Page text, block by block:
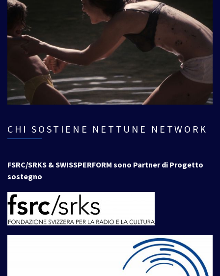
CHI SOSTIENE NETTUNE NETWORK
FSRC/SRKS & SWISSPERFORM sono Partner di Progetto
sostegno